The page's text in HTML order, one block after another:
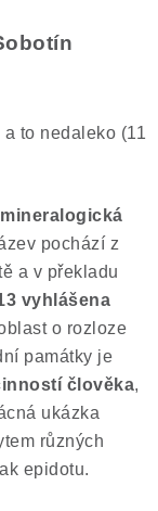
a to nedaleko (11
mineralogická
pochází z
a v překladu
vyhlášena
o rozloze
památky je
člověka,
ukázka
různých
epidotu.